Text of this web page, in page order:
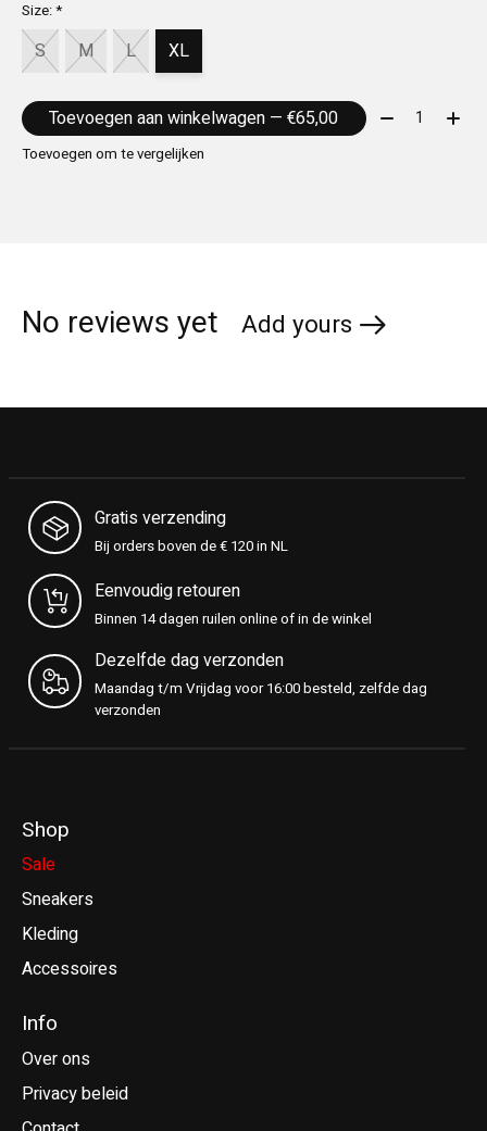
Size:*
S M L XL
Toevoegen aan winkelwagen — €65,00 Aantal:
Toevoegen om te vergelijken
No reviews yet Add yours
Gratis verzending
Bij orders boven de € 120 in NL
Eenvoudig retouren
Binnen 14 dagen ruilen online of in de winkel
Dezelfde dag verzonden
Maandag t/m Vrijdag voor 16:00 besteld, zelfde dag
verzonden
Shop
Sale
Sneakers
Kleding
Accessoires
Info
Over ons
Privacy beleid